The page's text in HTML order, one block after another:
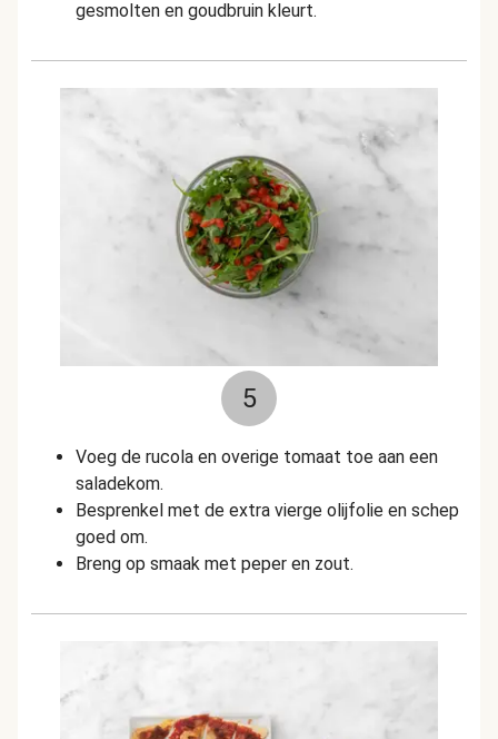
gesmolten en goudbruin kleurt.
5
Voeg de rucola en overige tomaat toe aan een
saladekom.
Besprenkel met de extra vierge olijfolie en schep
goed om.
Breng op smaak met peper en zout.